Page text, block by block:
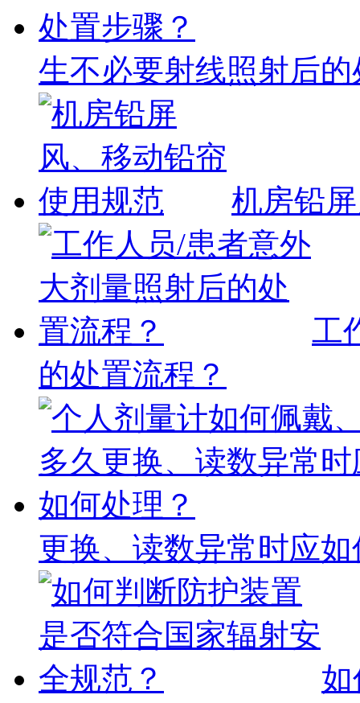
生不必要射线照射后
机房铅
工
的处置流程？
更换、读数异常时应